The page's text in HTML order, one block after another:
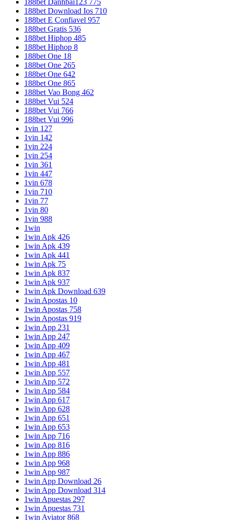
188bet Danhbai123 775
188bet Download Ios 710
188bet E Confiavel 957
188bet Gratis 536
188bet Hiphop 485
188bet Hiphop 8
188bet One 18
188bet One 265
188bet One 642
188bet One 865
188bet Vao Bong 462
188bet Vui 524
188bet Vui 766
188bet Vui 996
1vin 127
1vin 142
1vin 224
1vin 254
1vin 361
1vin 447
1vin 678
1vin 710
1vin 77
1vin 80
1vin 988
1win
1win Apk 426
1win Apk 439
1win Apk 441
1win Apk 75
1win Apk 837
1win Apk 937
1win Apk Download 639
1win Apostas 10
1win Apostas 758
1win Apostas 919
1win App 231
1win App 247
1win App 409
1win App 467
1win App 481
1win App 557
1win App 572
1win App 584
1win App 617
1win App 628
1win App 651
1win App 653
1win App 716
1win App 816
1win App 886
1win App 968
1win App 987
1win App Download 26
1win App Download 314
1win Apuestas 297
1win Apuestas 731
1win Aviator 868